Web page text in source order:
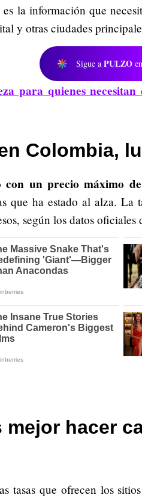
la información que
y otras ciudades
Sigue a PULZO en
para quienes
Colombia,
con un precio máximo
que ha estado al alza. La
según los datos
mejor hacer
tasas que ofrecen los